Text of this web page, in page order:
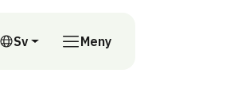
Sv
Svenska
Meny